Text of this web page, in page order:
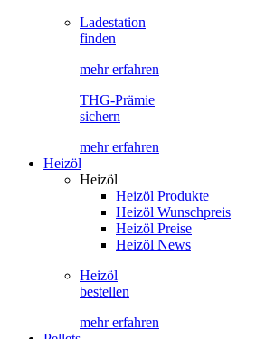
Ladestation
finden
mehr erfahren
THG-Prämie
sichern
mehr erfahren
Heizöl
Heizöl
Heizöl Produkte
Heizöl Wunschpreis
Heizöl Preise
Heizöl News
Heizöl
bestellen
mehr erfahren